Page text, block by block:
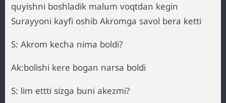
quyishni boshladik malum voqtdan kegin
Surayyoni kayfi oshib Akromga savol bera ketti
S: Akrom kecha nima boldi?
Ak:bolishi kere bogan narsa boldi
S: lim ettti sizga buni akezmi?